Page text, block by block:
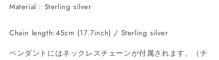
Material : Sterling silver
Chain length:45cm (17.7inch) / Sterling silver
ペンダントにはネックレスチェーンが付属されます。（チ